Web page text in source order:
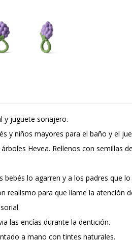
y juguete sonajero.
y niños mayores para el baño y el
Hevea. Rellenos con semillas
lo agarren y a los padres que lo
realismo para que llame la atención
las encías durante la dentición.
a mano con tintes naturales.